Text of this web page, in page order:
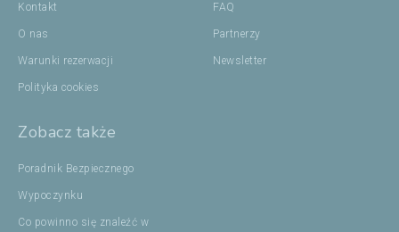
Kontakt
O nas
Warunki rezerwacji
Polityka cookies
FAQ
Partnerzy
Newsletter
Zobacz także
Poradnik Bezpiecznego
Wypoczynku
Co powinno się znaleźć w